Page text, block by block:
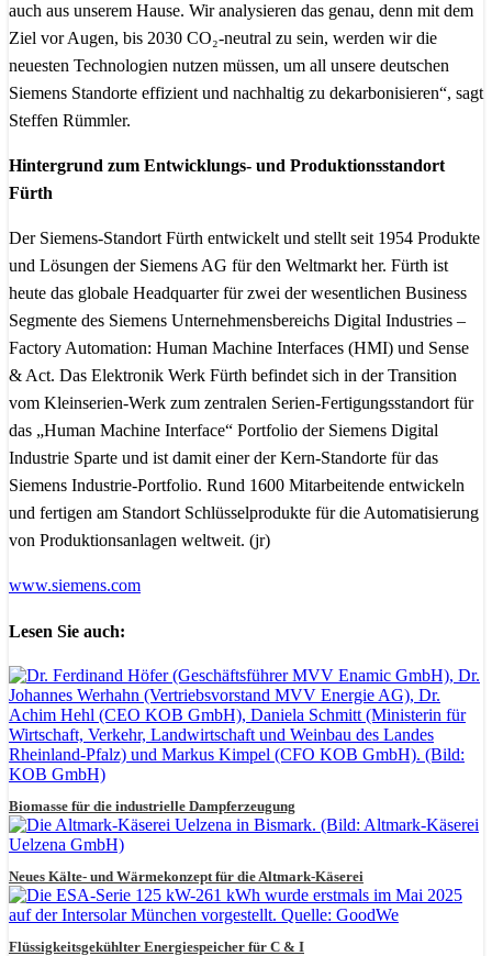
auch aus unserem Hause. Wir analysieren das genau, denn mit dem
Ziel vor Augen, bis 2030 CO₂-neutral zu sein, werden wir die
neuesten Technologien nutzen müssen, um all unsere deutschen
Siemens Standorte effizient und nachhaltig zu dekarbonisieren“, sagt
Steffen Rümmler.
Hintergrund zum Entwicklungs- und Produktionsstandort
Fürth
Der Siemens-Standort Fürth entwickelt und stellt seit 1954 Produkte
und Lösungen der Siemens AG für den Weltmarkt her. Fürth ist
heute das globale Headquarter für zwei der wesentlichen Business
Segmente des Siemens Unternehmensbereichs Digital Industries –
Factory Automation: Human Machine Interfaces (HMI) und Sense
& Act. Das Elektronik Werk Fürth befindet sich in der Transition
vom Kleinserien-Werk zum zentralen Serien-Fertigungsstandort für
das „Human Machine Interface“ Portfolio der Siemens Digital
Industrie Sparte und ist damit einer der Kern-Standorte für das
Siemens Industrie-Portfolio. Rund 1600 Mitarbeitende entwickeln
und fertigen am Standort Schlüsselprodukte für die Automatisierung
von Produktionsanlagen weltweit. (jr)
www.siemens.com
Lesen Sie auch:
Biomasse für die industrielle Dampferzeugung
Neues Kälte- und Wärmekonzept für die Altmark-Käserei
Flüssigkeitsgekühlter Energiespeicher für C & I